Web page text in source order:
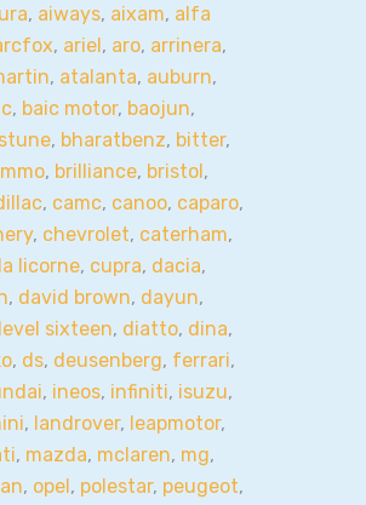
, aiways, aixam, alfa
, ariel, aro, arrinera,
, atalanta, auburn,
, baic motor, baojun,
, bharatbenz, bitter,
, brilliance, bristol,
, camc, canoo, caparo,
, chevrolet, caterham,
licorne, cupra, dacia,
, david brown, dayun,
sixteen, diatto, dina,
, ds, deusenberg, ferrari,
, ineos, infiniti, isuzu,
, landrover, leapmotor,
, mazda, mclaren, mg,
, opel, polestar, peugeot,